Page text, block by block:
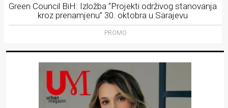
Green Council BiH: Izložba “Projekti održivog stanovanja
kroz prenamjenu” 30. oktobra u Sarajevu
PROMO